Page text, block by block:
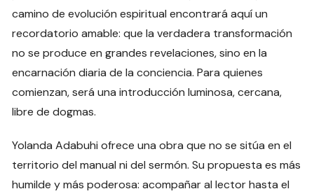
camino de evolución espiritual encontrará aquí un
recordatorio amable: que la verdadera transformación
no se produce en grandes revelaciones, sino en la
encarnación diaria de la conciencia. Para quienes
comienzan, será una introducción luminosa, cercana,
libre de dogmas.
Yolanda Adabuhi ofrece una obra que no se sitúa en el
territorio del manual ni del sermón. Su propuesta es más
humilde y más poderosa: acompañar al lector hasta el